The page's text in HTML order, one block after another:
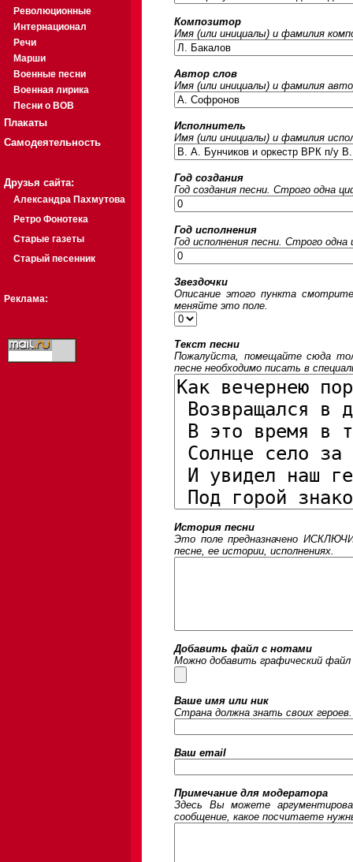
Революционные
Интернационал
Речи
Марши
Военные песни
Военная лирика
Песни о ВОВ
Плакаты
Самодеятельность
Друзья сайта:
Александра Пахмутова
Ретро Фонотека
Старые газеты
Старый песенник
Реклама:
Композитор
Имя (или инициалы) и фамилия
Автор слов
Имя (или инициалы) и фамилия
Исполнитель
Имя (или инициалы) и фамилия
Год создания
Год создания песни. Строго одна
Год исполнения
Год исполнения песни. Строго
Звездочки
Описание этого пункта
меняйте это поле.
Текст песни
Пожалуйста, помещайте сюда
песне необходимо писать в
История песни
Это поле предназначено
песне, ее истории, исполнениях.
Добавить файл с нотами
Можно добавить графический
Ваше имя или ник
Страна должна знать своих
Ваш email
Примечание для модератора
Здесь Вы можете
сообщение, какое посчитаете